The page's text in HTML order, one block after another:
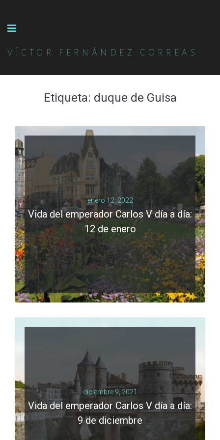
VÍCTOR FERNÁNDEZ CORREAS
Etiqueta: duque de Guisa
enero 12, 2022
Vida del emperador Carlos V día a día:
12 de enero
LEER MÁS
0 comments
diciembre 9, 2021
Vida del emperador Carlos V día a día:
9 de diciembre
0 comments